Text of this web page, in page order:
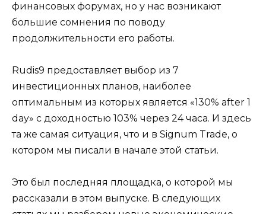
финансовых форумах, но у нас возникают
большие сомнения по поводу
продолжительности его работы.
Rudis9 предоставляет выбор из 7
инвестиционных планов, наиболее
оптимальным из которых является «130% after 1
day» с доходностью 103% через 24 часа. И здесь
та же самая ситуация, что и в Signum Trade, о
котором мы писали в начале этой статьи.
Это был последняя площадка, о которой мы
рассказали в этом выпуске. В следующих